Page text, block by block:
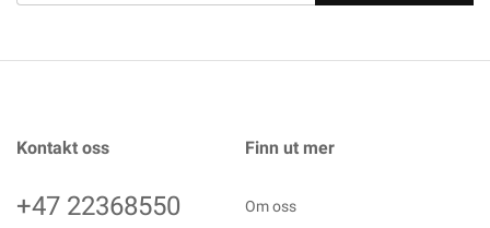
Kontakt oss
+47 22368550
Finn ut mer
Om oss